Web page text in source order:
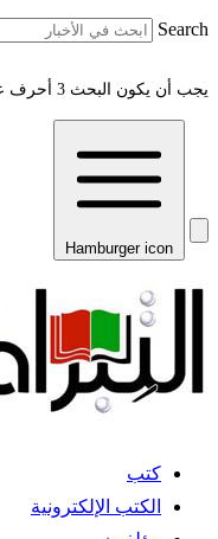
Search
يجب أن يكون البحث 3 أحرف على الأقل
Hamburger icon
كتب
الكتب الإلكترونية